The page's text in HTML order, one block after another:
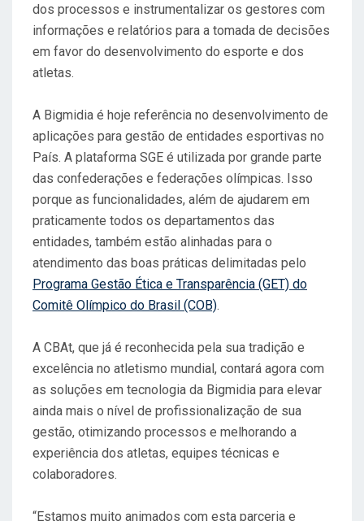
dos processos e instrumentalizar os gestores com
informações e relatórios para a tomada de decisões
em favor do desenvolvimento do esporte e dos
atletas.
A Bigmidia é hoje referência no desenvolvimento de
aplicações para gestão de entidades esportivas no
País. A plataforma SGE é utilizada por grande parte
das confederações e federações olímpicas. Isso
porque as funcionalidades, além de ajudarem em
praticamente todos os departamentos das
entidades, também estão alinhadas para o
atendimento das boas práticas delimitadas pelo
Programa Gestão Ética e Transparência (GET) do
Comitê Olímpico do Brasil (COB).
A CBAt, que já é reconhecida pela sua tradição e
excelência no atletismo mundial, contará agora com
as soluções em tecnologia da Bigmidia para elevar
ainda mais o nível de profissionalização de sua
gestão, otimizando processos e melhorando a
experiência dos atletas, equipes técnicas e
colaboradores.
“Estamos muito animados com esta parceria e